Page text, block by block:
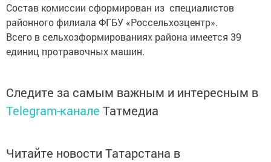
Состав комиссии сформирован из специалистов
районного филиала ФГБУ «Россельхозцентр».
Всего в сельхозформированиях района имеется 39
единиц протравочных машин.
Следите за самым важным и интересным в
Telegram-канале Татмедиа
Читайте новости Татарстана в